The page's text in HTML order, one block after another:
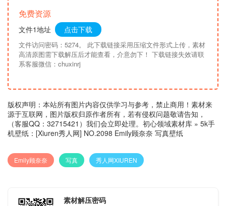
免费资源
文件1地址 点击下载
文件访问密码：5274。 此下载链接采用压缩文件形式上传，素材
高清原图需下载解压后才能查看，介意勿下！ 下载链接失效请联
系客服微信：chuxinrj
版权声明：本站所有图片内容仅供学习与参考，禁止商用！素材来
源于互联网，图片版权归原作者所有，若有侵权问题敬请告知，
（客服QQ：32715421）我们会立即处理。 初心领域素材库 » 5k手
机壁纸：[Xiuren秀人网] NO.2098 Emily顾奈奈 写真壁纸
Emily顾奈奈 写真 秀人网XIUREN
素材解压密码